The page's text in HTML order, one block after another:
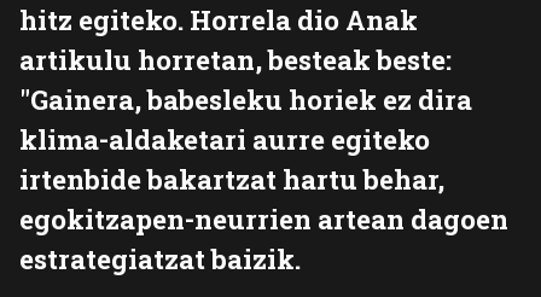
hitz egiteko. Horrela dio Anak
artikulu horretan, besteak beste:
"Gainera, babesleku horiek ez dira
klima-aldaketari aurre egiteko
irtenbide bakartzat hartu behar,
egokitzapen-neurrien artean dagoen
estrategiatzat baizik.